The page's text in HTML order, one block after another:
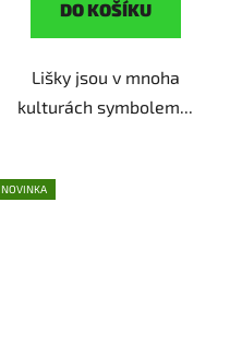
DO KOŠÍKU
Lišky jsou v mnoha
kulturách symbolem...
NOVINKA